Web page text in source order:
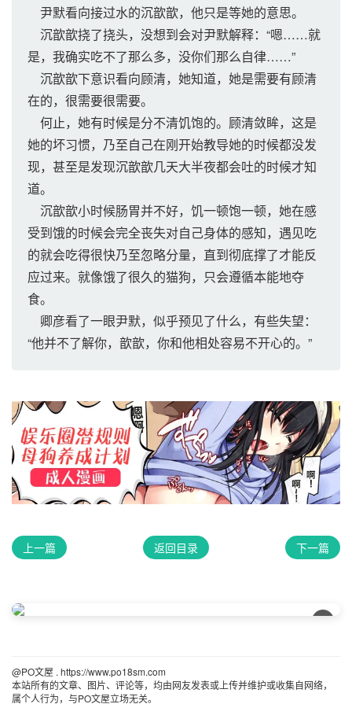
尹默看向接过水的沉歆歆，他只是等她的意思。
沉歆歆挠了挠头，没想到会对尹默解释：“嗯……就
是，我确实吃不了那么多，没你们那么自律……”
沉歆歆下意识看向顾清，她知道，她是需要有顾清
在的，很需要很需要。
何止，她有时候是分不清饥饱的。顾清敛眸，这是
她的坏习惯，乃至自己在刚开始教导她的时候都没发
现，甚至是发现沉歆歆几天大半夜都会吐的时候才知
道。
沉歆歆小时候肠胃并不好，饥一顿饱一顿，她在感
受到饿的时候会完全丧失对自己身体的感知，遇见吃
的就会吃得很快乃至忽略分量，直到彻底撑了才能反
应过来。就像饿了很久的猫狗，只会遵循本能地夺
食。
卿彦看了一眼尹默，似乎预见了什么，有些失望：
“他并不了解你，歆歆，你和他相处容易不开心的。”
上一篇 返回目录 下一篇
×
@PO文屋 . https://www.po18sm.com
本站所有的文章、图片、评论等，均由网友发表或上传并维护或收集自网络，
属个人行为，与PO文屋立场无关。